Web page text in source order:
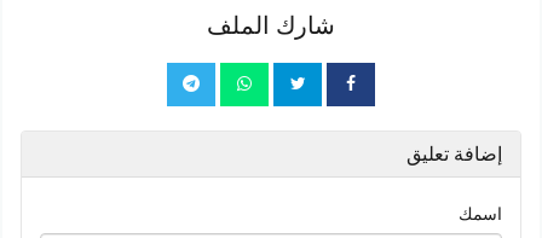
شارك الملف
إضافة تعليق
اسمك